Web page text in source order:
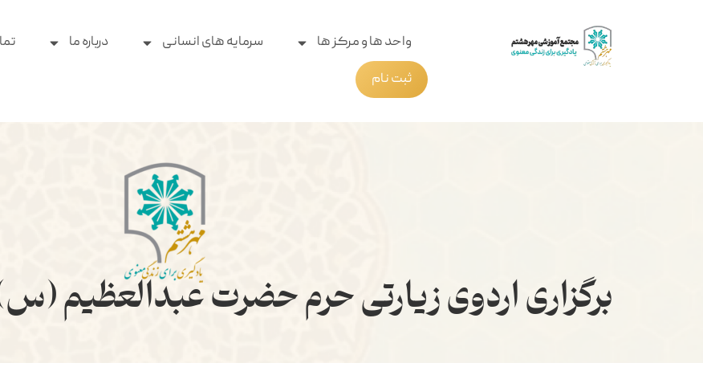
واحد ها و مرکز ها سرمایه های انسانی درباره ما
ثبت نام
برگزاری اردوی زیارتی حرم حضرت عبدالعظیم